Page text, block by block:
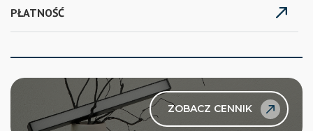
PŁATNOŚĆ
ZOBACZ CENNIK